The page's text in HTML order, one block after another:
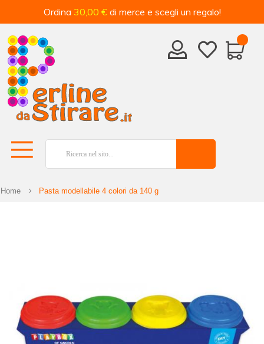
Ordina 30,00 € di merce e scegli un regalo!
Home Pasta modellabile 4 colori da 140 g